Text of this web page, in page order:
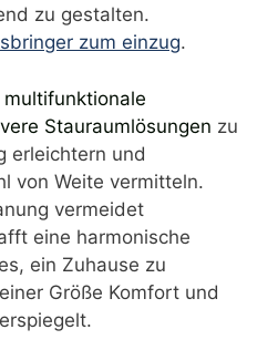
zu gestalten.
zum einzug.
multifunktionale
Stauraumlösungen zu
erleichtern und
von Weite vermitteln.
vermeidet
eine harmonische
ein Zuhause zu
Größe Komfort und